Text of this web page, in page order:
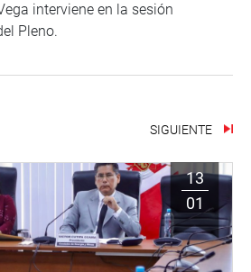
interviene en la sesión
Pleno.
SIGUIENTE
13
01